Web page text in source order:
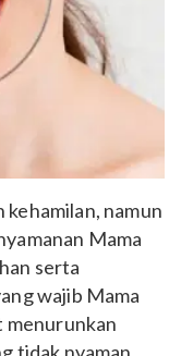
namun
Mama
serta
wajib Mama
menurunkan